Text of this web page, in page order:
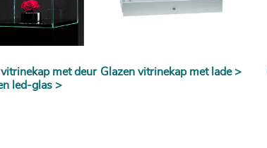
met deur
led-glas >
Glazen vitrinekap met lade >